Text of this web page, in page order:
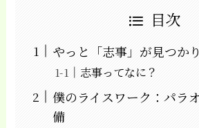
目次
やっと「志事」が見つか
志事ってなに？
僕のライスワーク：パラ
備